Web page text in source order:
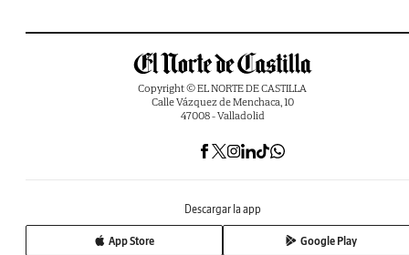
Copyright © EL NORTE DE CASTILLA
Calle Vázquez de Menchaca, 10
47008 - Valladolid
Descargar la app
App Store Google Play